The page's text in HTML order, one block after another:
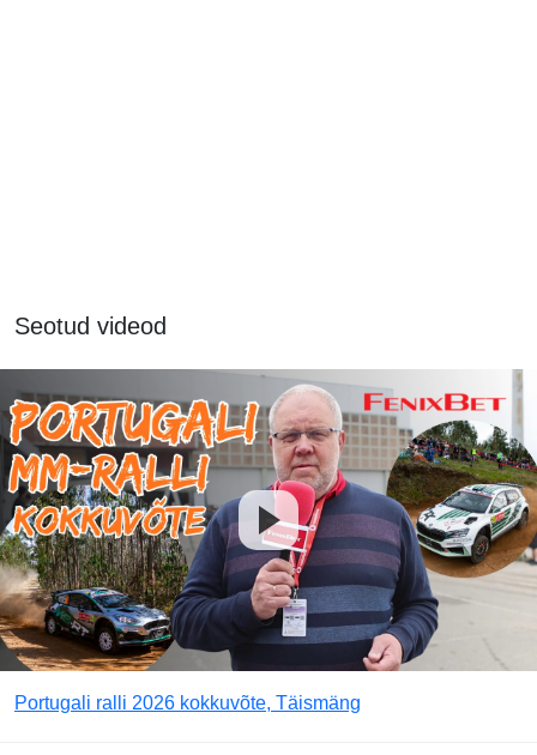
Seotud videod
Portugali ralli 2026 kokkuvõte, Täismäng